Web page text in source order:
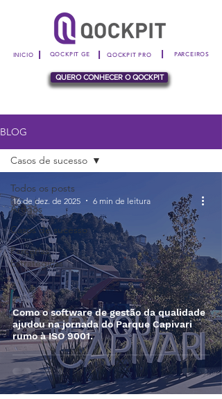
INICIO QOCKPIT GE QOCKPIT PRO PARCEIROS
QUERO CONHECER O QOCKPIT
BLOG
Todos os posts
Artigos
Casos de sucesso
Parcerias
Estratégicas
Casos de sucesso
Como o software de gestão da qualidade
ajudou na jornada do Parque Capivari
rumo à ISO 9001.
16 de dez. de 2025 6 min de leitura